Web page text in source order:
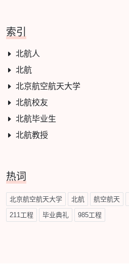
索引
北航人
北航
北京航空航天大学
北航校友
北航毕业生
北航教授
热词
北京航空航天大学 北航 航空航天
211工程 毕业典礼 985工程